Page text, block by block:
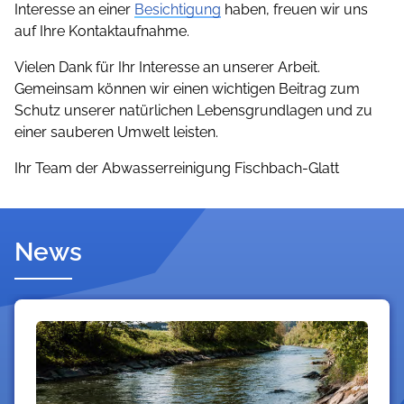
Interesse an einer Besichtigung haben, freuen wir uns
auf Ihre Kontaktaufnahme.
Vielen Dank für Ihr Interesse an unserer Arbeit.
Gemeinsam können wir einen wichtigen Beitrag zum
Schutz unserer natürlichen Lebensgrundlagen und zu
einer sauberen Umwelt leisten.
Ihr Team der Abwasserreinigung Fischbach-Glatt
News